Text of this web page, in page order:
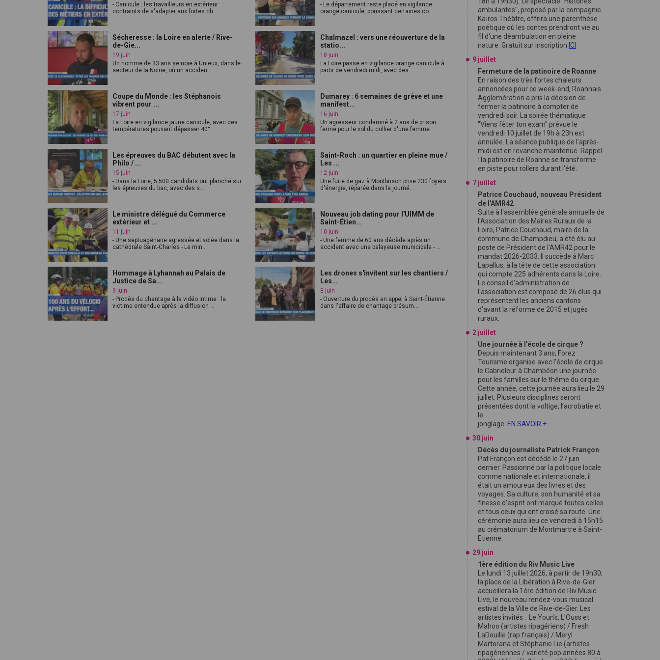
- Canicule : les travailleurs en extérieur
contraints de s'adapter aux fortes ch...
- Le département reste placé en vigilance
orange canicule, poussant certaines co...
Sécheresse : la Loire en alerte / Rive-
de-Gie...
19 juin
Un homme de 33 ans se noie à Unieux, dans le
secteur de la Noirie, où un acciden...
Chalmazel : vers une réouverture de la
statio...
18 juin
La Loire passe en vigilance orange canicule à
partir de vendredi midi, avec des ...
Coupe du Monde : les Stéphanois
vibrent pour ...
17 juin
La Loire en vigilance jaune canicule, avec des
températures pouvant dépasser 40°...
Dumarey : 6 semaines de grève et une
manifest...
16 juin
Un agresseur condamné à 2 ans de prison
ferme pour le vol du collier d'une femme...
Les épreuves du BAC débutent avec la
Philo / ...
15 juin
- Dans la Loire, 5 500 candidats ont planché sur
les épreuves du bac, avec des s...
Saint-Roch : un quartier en pleine mue /
Les ...
12 juin
Une fuite de gaz à Montbrison prive 230 foyers
d'énergie, réparée dans la journé...
Le ministre délégué du Commerce
extérieur et ...
11 juin
- Une septuagénaire agressée et volée dans la
cathédrale Saint-Charles - Le min...
Nouveau job dating pour l'UIMM de
Saint-Étien...
10 juin
- Une femme de 60 ans décède après un
accident avec une balayeuse municipale - ...
Hommage à Lyhannah au Palais de
Justice de Sa...
9 juin
- Procès du chantage à la vidéo intime : la
victime entendue après la diffusion ...
Les drones s'invitent sur les chantiers /
Les...
8 juin
- Ouverture du procès en appel à Saint-Étienne
dans l'affaire de chantage présum...
ambulantes", proposé par la compagnie
Kaïros Théâtre, offrira une parenthèse
poétique où les contes prendront vie au
fil d'une déambulation en pleine
nature. Gratuit sur inscription ICI
9 juillet
Fermeture de la patinoire de Roanne
En raison des très fortes chaleurs
annoncées pour ce week-end, Roannais
Agglomération a pris la décision de
fermer la patinoire à compter de
vendredi soir. La soirée thématique
"Viens fêter ton exam" prévue le
vendredi 10 juillet de 19h à 23h est
annulée. La séance publique de l’après-
midi est en revanche maintenue. Rappel
: la patinoire de Roanne se transforme
en piste pour rollers durant l'été.
7 juillet
Patrice Couchaud, nouveau Président
de l'AMR42
Suite à l'assemblée générale annuelle de
l'Association des Maires Ruraux de la
Loire, Patrice Couchaud, maire de la
commune de Champdieu, a été élu au
poste de Président de l'AMR42 pour le
mandat 2026-2033. Il succède à Marc
Lapallus, à la tête de cette association
qui compte 225 adhérents dans la Loire.
Le conseil d'administration de
l'association est composé de 26 élus qui
représentent les anciens cantons
d'avant la réforme de 2015 et jugés
ruraux.
2 juillet
Une journée à l’école de cirque ?
Depuis maintenant 3 ans, Forez
Tourisme organise avec l’école de cirque
le Cabrioleur à Chambéon une journée
pour les familles sur le thême du cirque.
Cette année, cette journée aura lieu le 29
juillet. Plusieurs disciplines seront
présentées dont la voltige, l’acrobatie et
le
jonglage. EN SAVOIR +
30 juin
Décès du journaliste Patrick Françon
Pat Françon est décédé le 27 juin
dernier. Passionné par la politique locale
comme nationale et internationale, il
était un amoureux des livres et des
voyages. Sa culture, son humanité et sa
finesse d'esprit ont marqué toutes celles
et tous ceux qui ont croisé sa route. Une
cérémonie aura lieu ce vendredi à 15h15
au crématorium de Montmartre à Saint-
Etienne.
29 juin
1ère édition du Riv Music Live
Le lundi 13 juillet 2026, à partir de 19h30,
la place de la Libération à Rive-de-Gier
accueillera la 1ère édition de Riv Music
Live, le nouveau rendez-vous musical
estival de la Ville de Rive-de-Gier. Les
artistes invités : Le Youn’s, L'Ouss et
Mahoo (artistes ripagériens) / Fresh
LaDouille (rap français) / Meryl
Martorana et Stéphanie Lie (artistes
ripagériennes / variété pop années 80 à